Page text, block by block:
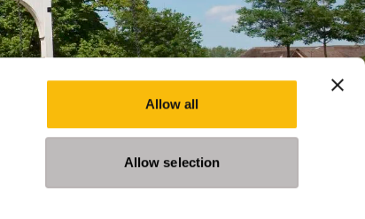
Allow all
Allow selection